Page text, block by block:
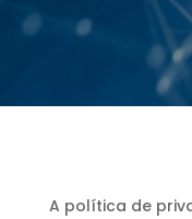
A política de